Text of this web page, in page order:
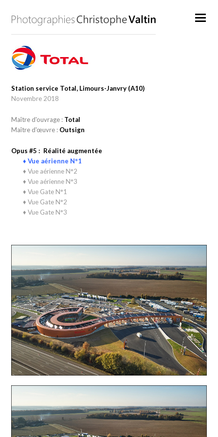
Station service Total, Limours-Janvry (A10)
Novembre 2018
Maître d'ouvrage : Total
Maître d'œuvre : Outsign
Opus #5 : Réalité augmentée
♦ Vue aérienne N°1
♦ Vue aérienne N°2
♦ Vue aérienne N°3
♦ Vue Gate N°1
♦ Vue Gate N°2
♦ Vue Gate N°3